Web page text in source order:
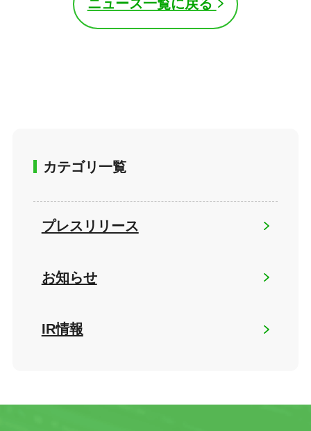
ニュース一覧に戻る
カテゴリ一覧
プレスリリース
お知らせ
IR情報